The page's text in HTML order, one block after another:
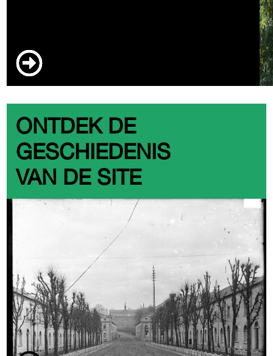
ONTDEK DE
GESCHIEDENIS
VAN DE SITE